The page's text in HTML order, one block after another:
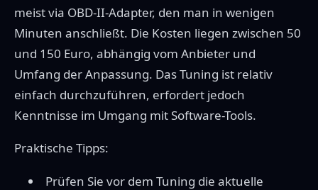
meist via OBD-II-Adapter, den man in wenigen
Minuten anschließt. Die Kosten liegen zwischen 50
und 150 Euro, abhängig vom Anbieter und
Umfang der Anpassung. Das Tuning ist relativ
einfach durchzuführen, erfordert jedoch
Kenntnisse im Umgang mit Software-Tools.
Praktische Tipps:
Prüfen Sie vor dem Tuning die aktuelle